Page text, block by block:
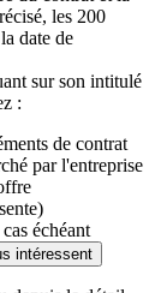
les 200
date de
sur son intitulé
:
de contrat
par l'entreprise
échéant
intéressent